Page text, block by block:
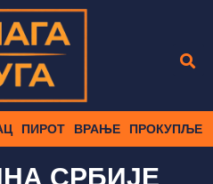
ПИРОТ ВРАЊЕ ПРОКУПЉЕ
СРБИЈЕ